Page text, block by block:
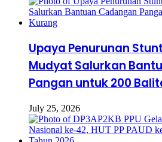
Upaya Penurunan
Mudyat Salurkan
Pangan untuk 200
July 25, 2026